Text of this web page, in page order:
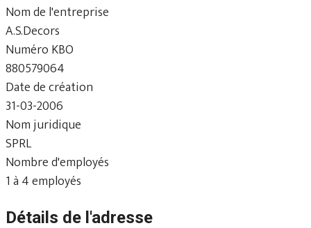
Nom de l'entreprise
A.S.Decors
Numéro KBO
880579064
Date de création
31-03-2006
Nom juridique
SPRL
Nombre d'employés
1 à 4 employés
Détails de l'adresse